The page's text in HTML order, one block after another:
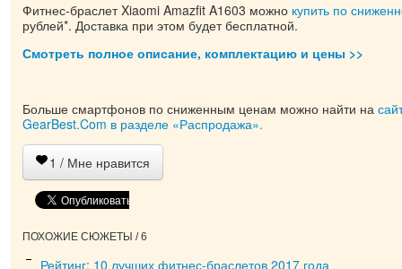
Фитнес-браслет Xiaomi Amazfit A1603 можно купить по
рублей*. Доставка при этом будет бесплатной.
Смотреть полное описание, комплектацию и цены >>
Больше смартфонов по сниженным ценам можно найти на
GearBest.Com в разделе «Распродажа».
1 / Мне нравится
ПОХОЖИЕ СЮЖЕТЫ / 6
Рейтинг: 10 лучших фитнес-браслетов 2017 года